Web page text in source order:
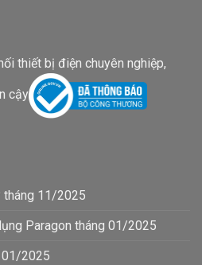
thiết bị điện chuyên nghiệp,
cậy
tháng 11/2025
Paragon tháng 01/2025
01/2025